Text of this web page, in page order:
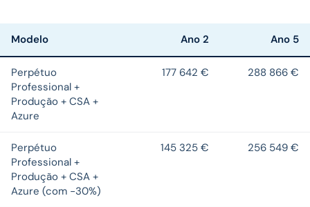
Modelo Ano 2 Ano 5
Perpétuo
Professional +
Produção + CSA +
Azure
177 642 € 288 866 €
Perpétuo
Professional +
Produção + CSA +
Azure (com −30%)
145 325 € 256 549 €